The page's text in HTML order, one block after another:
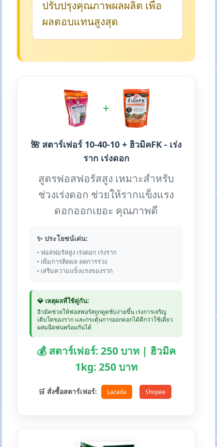
ปรับปรุงคุณภาพผลผลิต เพื่อ
ผลตอบแทนสูงสุด
+
🌺 สตาร์เฟอร์ 10-40-10 + ฮิวมิคFK - เร่ง
ราก เร่งดอก
สูตรฟอสฟอรัสสูง เหมาะสำหรับ
ช่วงเร่งดอก ช่วยให้รากแข็งแรง
ดอกออกเยอะ คุณภาพดี
✨ ประโยชน์เด่น:
• ฟอสฟอรัสสูง เร่งดอก เร่งราก
• เพิ่มการติดผล ลดการร่วง
• เสริมความแข็งแรงของราก
💎 เหตุผลที่ใช้คู่กัน:
ฮิวมิคช่วยให้ฟอสฟอรัสถูกดูดซับง่ายขึ้น เร่งการเจริญ
เติบโตของราก และกระตุ้นการออกดอกได้ดีกว่าใช้เดี่ยว
ผสมฉีดพ่นพร้อมกันได้
💰 สตาร์เฟอร์: 250 บาท | ฮิวมิค
1kg: 250 บาท
🛒 สั่งซื้อสตาร์เฟอร์: Lazada Shopee